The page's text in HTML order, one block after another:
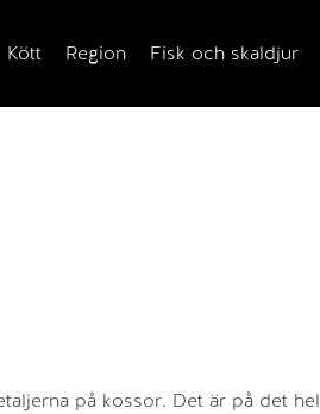
Kött Region Fisk och skaldjur
på kossor. Det är på det